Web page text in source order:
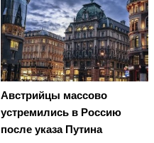
Австрийцы массово
устремились в Россию
после указа Путина